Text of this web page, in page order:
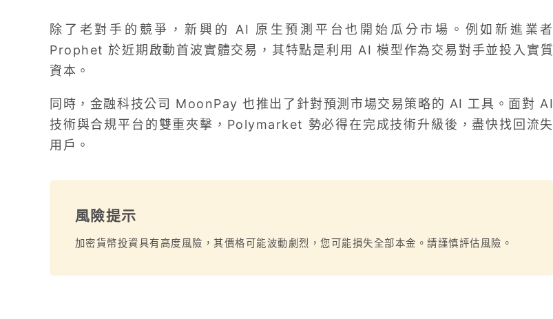
除了老對手的競爭，新興的 AI 原生預測平台也開始瓜分市場。例如新進業者
Prophet 於近期啟動首波實體交易，其特點是利用 AI 模型作為交易對手並投入實質
資本。
同時，金融科技公司 MoonPay 也推出了針對預測市場交易策略的 AI 工具。面對 AI
技術與合規平台的雙重夾擊，Polymarket 勢必得在完成技術升級後，盡快找回流失
用戶。
風險提示
加密貨幣投資具有高度風險，其價格可能波動劇烈，您可能損失全部本金。請謹慎評估風險。